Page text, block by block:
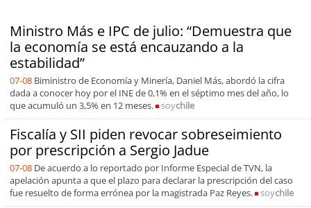
Ministro Más e IPC de julio: “Demuestra que
la economía se está encauzando a la
estabilidad”
07-08 Biministro de Economía y Minería, Daniel Más, abordó la cifra
dada a conocer hoy por el INE de 0,1% en el séptimo mes del año, lo
que acumuló un 3,5% en 12 meses.
soychile
Fiscalía y SII piden revocar sobreseimiento
por prescripción a Sergio Jadue
07-08 De acuerdo a lo reportado por Informe Especial de TVN, la
apelación apunta a que el plazo para declarar la prescripción del caso
fue resuelto de forma errónea por la magistrada Paz Reyes.
soychile